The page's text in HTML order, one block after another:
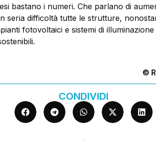
bastano i numeri. Che parlano di
seria difficoltà tutte le strutture,
fotovoltaici e sistemi di
©
CONDIVIDI